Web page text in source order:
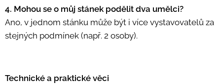
4. Mohou se o můj stánek podělit dva umělci?
Ano, v jednom stánku může být i více vystavovatelů za
stejných podmínek (např. 2 osoby).
Technické a praktické věci